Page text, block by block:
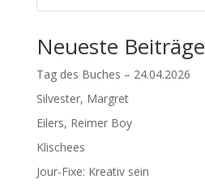
Neueste Beiträge
Tag des Buches – 24.04.2026
Silvester, Margret
Eilers, Reimer Boy
Klischees
Jour-Fixe: Kreativ sein